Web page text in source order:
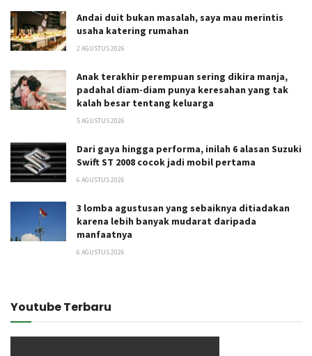
Andai duit bukan masalah, saya mau merintis
usaha katering rumahan
2 AGUSTUS 2026
Anak terakhir perempuan sering dikira manja,
padahal diam-diam punya keresahan yang tak
kalah besar tentang keluarga
5 AGUSTUS 2026
Dari gaya hingga performa, inilah 6 alasan Suzuki
Swift ST 2008 cocok jadi mobil pertama
6 AGUSTUS 2026
3 lomba agustusan yang sebaiknya ditiadakan
karena lebih banyak mudarat daripada
manfaatnya
6 AGUSTUS 2026
Youtube Terbaru